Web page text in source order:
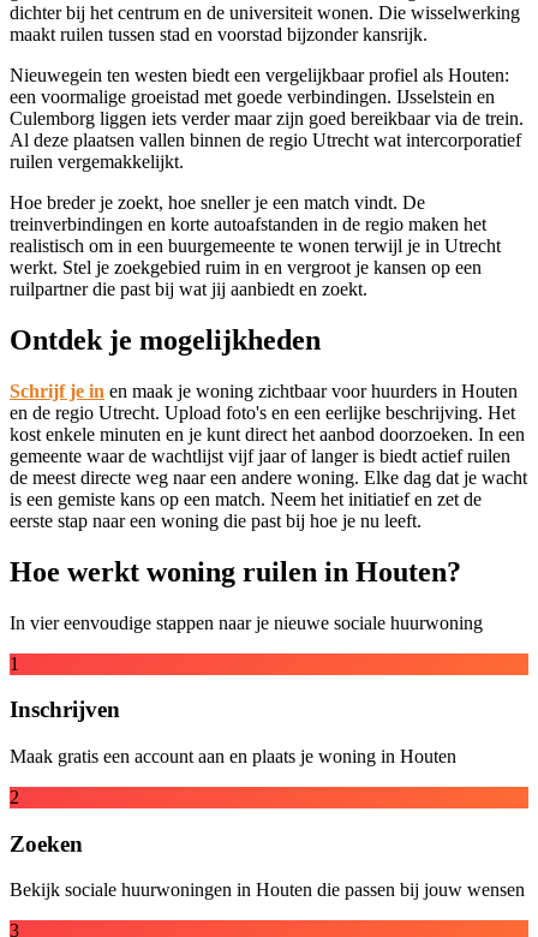
dichter bij het centrum en de universiteit wonen. Die wisselwerking
maakt ruilen tussen stad en voorstad bijzonder kansrijk.
Nieuwegein ten westen biedt een vergelijkbaar profiel als Houten:
een voormalige groeistad met goede verbindingen. IJsselstein en
Culemborg liggen iets verder maar zijn goed bereikbaar via de trein.
Al deze plaatsen vallen binnen de regio Utrecht wat intercorporatief
ruilen vergemakkelijkt.
Hoe breder je zoekt, hoe sneller je een match vindt. De
treinverbindingen en korte autoafstanden in de regio maken het
realistisch om in een buurgemeente te wonen terwijl je in Utrecht
werkt. Stel je zoekgebied ruim in en vergroot je kansen op een
ruilpartner die past bij wat jij aanbiedt en zoekt.
Ontdek je mogelijkheden
Schrijf je in en maak je woning zichtbaar voor huurders in Houten
en de regio Utrecht. Upload foto's en een eerlijke beschrijving. Het
kost enkele minuten en je kunt direct het aanbod doorzoeken. In een
gemeente waar de wachtlijst vijf jaar of langer is biedt actief ruilen
de meest directe weg naar een andere woning. Elke dag dat je wacht
is een gemiste kans op een match. Neem het initiatief en zet de
eerste stap naar een woning die past bij hoe je nu leeft.
Hoe werkt woning ruilen in Houten?
In vier eenvoudige stappen naar je nieuwe sociale huurwoning
1
Inschrijven
Maak gratis een account aan en plaats je woning in Houten
2
Zoeken
Bekijk sociale huurwoningen in Houten die passen bij jouw wensen
3